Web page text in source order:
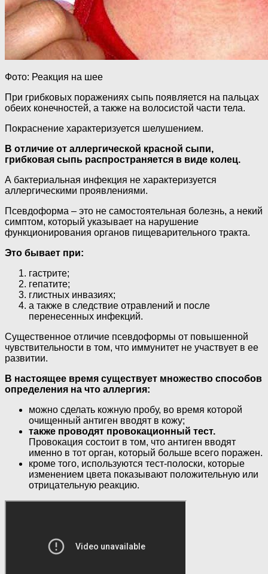
Фото: Реакция на шее
При грибковых поражениях сыпь появляется на пальцах
обеих конечностей, а также на волосистой части тела.
Покраснение характеризуется шелушением.
В отличие от аллергической красной сыпи,
грибковая сыпь распространяется в виде колец.
А бактериальная инфекция не характеризуется
аллергическими проявлениями.
Псевдоформа – это не самостоятельная болезнь, а некий
симптом, который указывает на нарушение
функционирования органов пищеварительного тракта.
Это бывает при:
гастрите;
гепатите;
глистных инвазиях;
а также в следствие отравлений и после
перенесенных инфекций.
Существенное отличие псевдоформы от повышенной
чувствительности в том, что иммунитет не участвует в ее
развитии.
В настоящее время существует множество способов
определения на что аллергия:
можно сделать кожную пробу, во время которой
очищенный антиген вводят в кожу;
также проводят провокационный тест.
Провокация состоит в том, что антиген вводят
именно в тот орган, который больше всего поражен.
кроме того, используются тест-полоски, которые
изменением цвета показывают положительную или
отрицательную реакцию.